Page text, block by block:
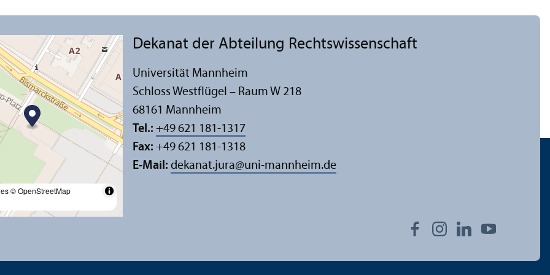
© OpenStreetMap
Dekanat der Abteilung Rechts­wissenschaft
Universität Mannheim
Schloss Westflügel – Raum W 218
68161 Mannheim
Tel.: +49 621 181-1317
Fax: +49 621 181-1318
E-Mail: dekanat.jura@uni-mannheim.de